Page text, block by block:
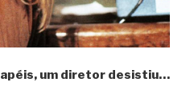
um diretor desistiu…